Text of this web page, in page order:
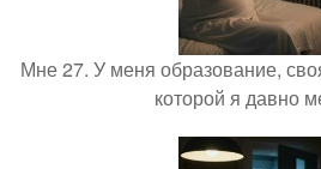
Мне 27. У меня образование,
которой я давно